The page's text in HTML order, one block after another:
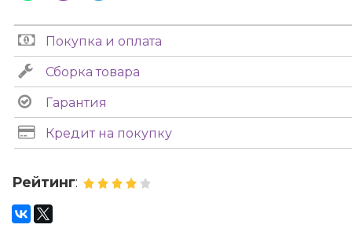
Покупка и оплата
Сборка товара
Гарантия
Кредит на покупку
Рейтинг: